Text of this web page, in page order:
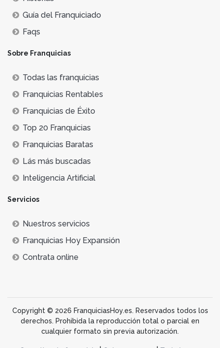
Guía del Franquiciado
Faqs
Sobre Franquicias
Todas las franquicias
Franquicias Rentables
Franquicias de Éxito
Top 20 Franquicias
Franquicias Baratas
Lás más buscadas
Inteligencia Artificial
Servicios
Nuestros servicios
Franquicias Hoy Expansión
Contrata online
Copyright © 2026 FranquiciasHoy.es. Reservados todos los
derechos. Prohibida la reproducción total o parcial en
cualquier formato sin previa autorización.